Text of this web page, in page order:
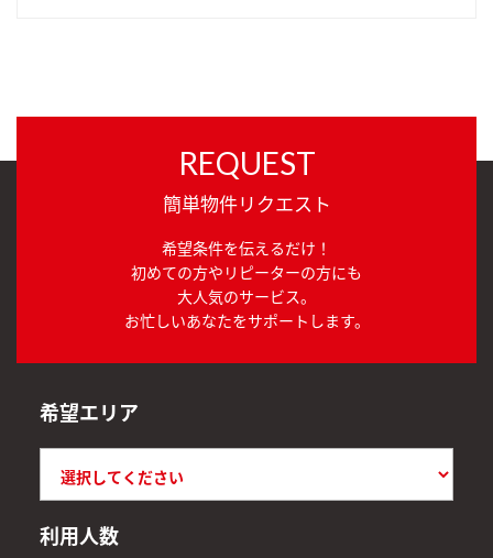
REQUEST
簡単物件リクエスト
希望条件を伝えるだけ！
初めての方やリピーターの方にも
大人気のサービス。
お忙しいあなたをサポートします。
希望エリア
利用人数